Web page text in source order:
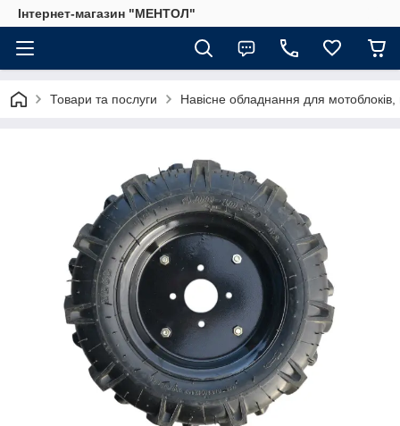
Інтернет-магазин "МЕНТОЛ"
Товари та послуги Навісне обладнання для мотоблоків,